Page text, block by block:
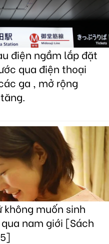
điện ngầm lắp đặt
qua điện thoại
ga , mở rộng
không muốn sinh
nam giới [Sách